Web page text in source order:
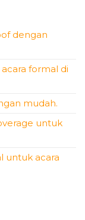
dengan
formal di
mudah.
untuk
untuk acara